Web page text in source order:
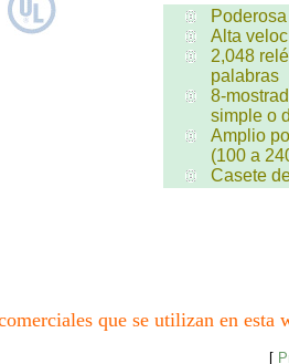
Alta
2,048
palabras
8-
simple o
Amplio
(100 a
Casete
que se utilizan en esta
[